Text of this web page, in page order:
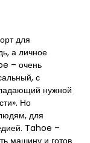
для
а личное
– очень
с
нужной
Но
для
Tahoe –